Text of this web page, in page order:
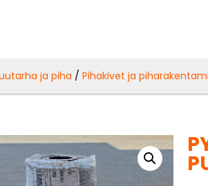
ja piha /Pihakivet ja